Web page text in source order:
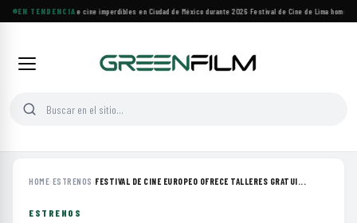
EN TENDENCIA
Cuatro festivales de cine imperdibles en Ciudad de México durante 2026·Festival de Cine de Lima
HOME›ESTRENOS ›FESTIVAL DE CINE EUROPEO OFRECE TALLERES GRATUI...
ESTRENOS